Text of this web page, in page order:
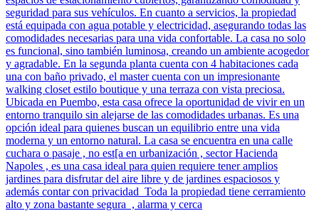
seguridad para sus vehículos. En cuanto a servicios, la propiedad
está equipada con agua potable y electricidad, asegurando todas las
comodidades necesarias para una vida confortable. La casa no solo
es funcional, sino también luminosa, creando un ambiente acogedor
y agradable. En la segunda planta cuenta con 4 habitaciones cada
una con baño privado, el master cuenta con un impresionante
walking closet estilo boutique y una terraza con vista preciosa.
Ubicada en Puembo, esta casa ofrece la oportunidad de vivir en un
entorno tranquilo sin alejarse de las comodidades urbanas. Es una
opción ideal para quienes buscan un equilibrio entre una vida
moderna y un entorno natural. La casa se encuentra en una calle
cuchara o pasaje , no est[a en urbanización , sector Hacienda
Napoles , es una casa ideal para quien requiere tener amplios
jardines para disfrutar del aire libre y de jardines espaciosos y
además contar con privacidad Toda la propiedad tiene cerramiento
alto y zona bastante segura , alarma y cerca